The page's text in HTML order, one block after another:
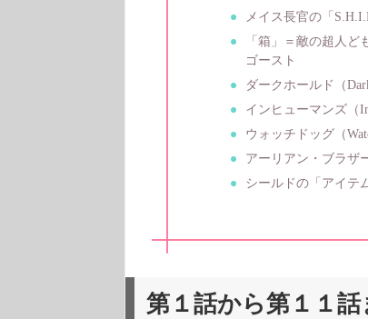
メイス長官の「
「箱」＝敵の超人
ゴースト
ダークホールド（
インヒューマンズ（
ウォッチドッグ（
アーリアン・ブラザ
シールドの「アイテ
第１話から第１１